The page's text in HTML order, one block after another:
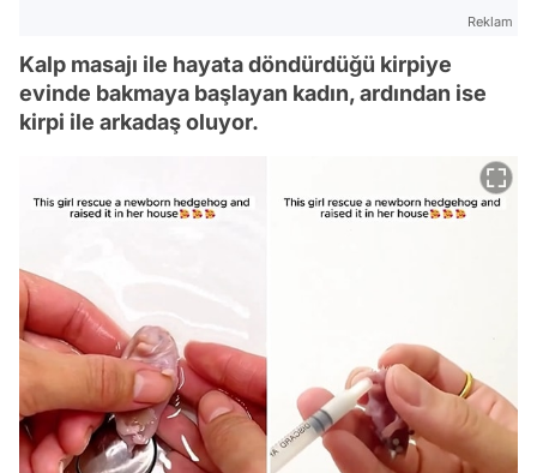
Reklam
Kalp masajı ile hayata döndürdüğü kirpiye
evinde bakmaya başlayan kadın, ardından ise
kirpi ile arkadaş oluyor.